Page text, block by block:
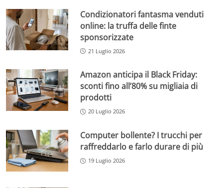
Condizionatori fantasma venduti
online: la truffa delle finte
sponsorizzate
21 Luglio 2026
Amazon anticipa il Black Friday:
sconti fino all’80% su migliaia di
prodotti
20 Luglio 2026
Computer bollente? I trucchi per
raffreddarlo e farlo durare di più
19 Luglio 2026